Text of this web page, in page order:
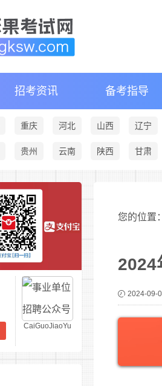
招考资讯 备考指导
重庆 河北 山西 辽宁
贵州 云南 陕西 甘肃
CaiGuoJiaoYu
您的位置
2024
2024-09-